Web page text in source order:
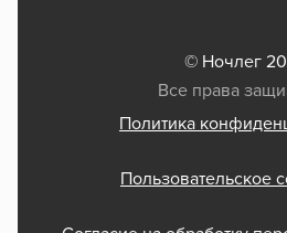
© Ночлег
Все права
Политика
Пользовательское